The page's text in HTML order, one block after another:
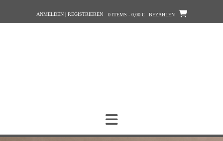
ANMELDEN | REGISTRIEREN 0 ITEMS - 0,00 € BEZAHLEN